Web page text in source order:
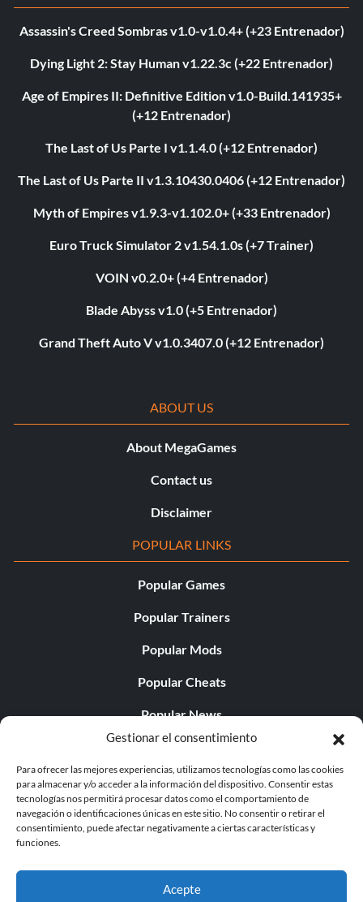
Gestionar el consentimiento
Para ofrecer las mejores experiencias, utilizamos tecnologías como las cookies
para almacenar y/o acceder a la información del dispositivo. Consentir estas
tecnologías nos permitirá procesar datos como el comportamiento de
navegación o identificaciones únicas en este sitio. No consentir o retirar el
consentimiento, puede afectar negativamente a ciertas características y
funciones.
Acepte
Assassin's Creed Sombras v1.0-v1.0.4+ (+23 Entrenador)
Dying Light 2: Stay Human v1.22.3c (+22 Entrenador)
Age of Empires II: Definitive Edition v1.0-Build.141935+
(+12 Entrenador)
The Last of Us Parte I v1.1.4.0 (+12 Entrenador)
The Last of Us Parte II v1.3.10430.0406 (+12 Entrenador)
Myth of Empires v1.9.3-v1.102.0+ (+33 Entrenador)
Euro Truck Simulator 2 v1.54.1.0s (+7 Trainer)
VOIN v0.2.0+ (+4 Entrenador)
Blade Abyss v1.0 (+5 Entrenador)
Grand Theft Auto V v1.0.3407.0 (+12 Entrenador)
ABOUT US
About MegaGames
Contact us
Disclaimer
POPULAR LINKS
Popular Games
Popular Trainers
Popular Mods
Popular Cheats
Popular News
Popular Editorials
Popular Free Games
LATEST UPDATES